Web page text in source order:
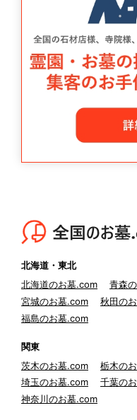
北海道・東北
北海道のお墓.com
青森
宮城のお墓.com
秋田の
福島のお墓.com
関東
茨木のお墓.com
栃木の
埼玉のお墓.com
千葉の
神奈川のお墓.com